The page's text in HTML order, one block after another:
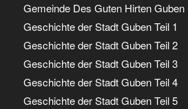
Gemeinde Des Guten Hirten Guben
Geschichte der Stadt Guben Teil 1
Geschichte der Stadt Guben Teil 2
Geschichte der Stadt Guben Teil 3
Geschichte der Stadt Guben Teil 4
Geschichte der Stadt Guben Teil 5